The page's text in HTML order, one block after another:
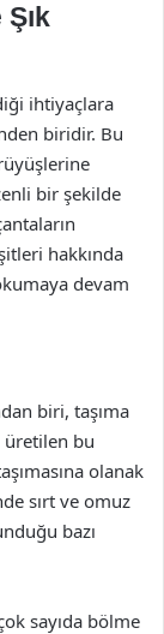
ihtiyaçlara
biridir. Bu
bir şekilde
hakkında
devam
biri, taşıma
üretilen bu
olanak
sırt ve omuz
bazı
sayıda bölme